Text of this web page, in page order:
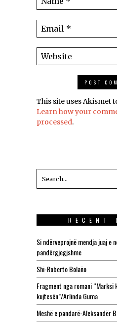
This site uses Akismet
Learn how your
processed.
RECENT
Si ndërveprojnë mendja juaj e
pandërgjegjshme
Shi-Roberto Bolaño
Fragment nga romani “Marksi
kujtesën”/Arlinda Guma
Meshë e pandarë-Aleksandër